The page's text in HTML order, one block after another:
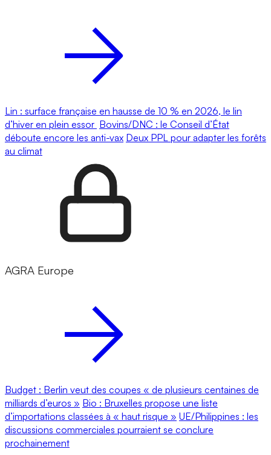
Lin : surface française en hausse de 10 % en 2026, le lin
d’hiver en plein essor Bovins/DNC : le Conseil d’État
déboute encore les anti-vax Deux PPL pour adapter les forêts
au climat
AGRA Europe
Budget : Berlin veut des coupes « de plusieurs centaines de
milliards d’euros » Bio : Bruxelles propose une liste
d’importations classées à « haut risque » UE/Philippines : les
discussions commerciales pourraient se conclure
prochainement